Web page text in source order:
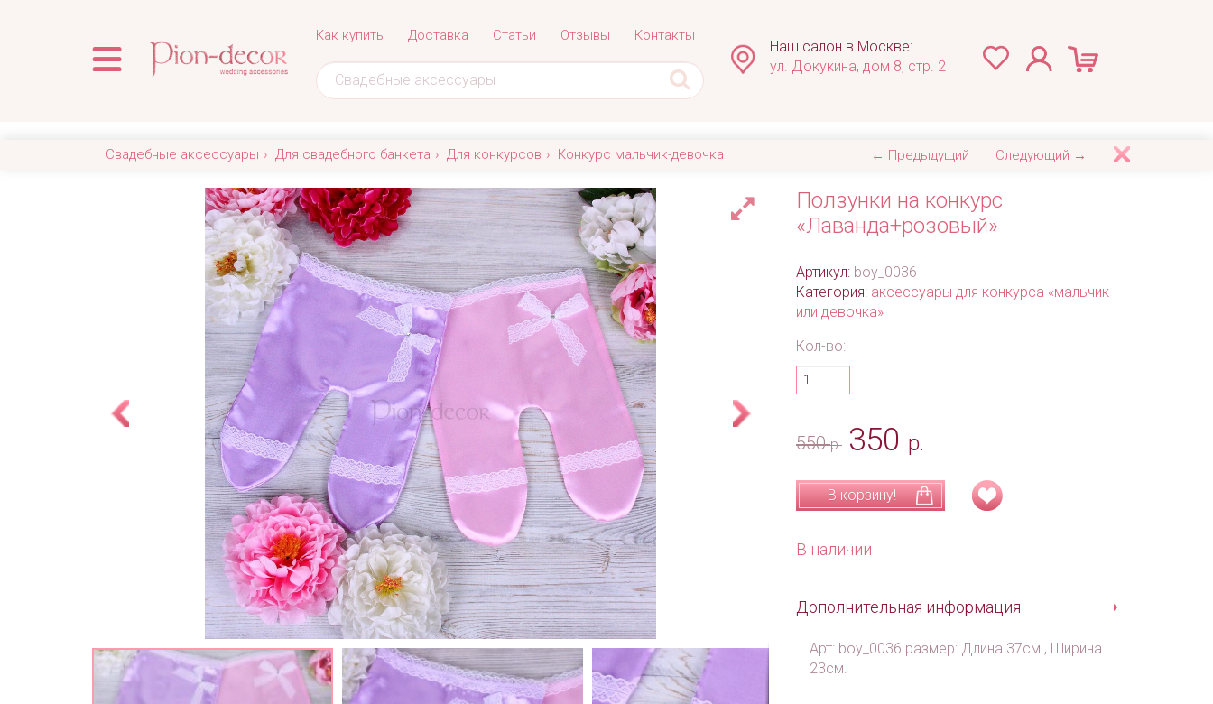
Как купить Доставка Статьи Отзывы Контакты
Наш салон в Москве:
ул. Докукина, дом 8, стр. 2
Свадебные аксессуары Для свадебного банкета Для конкурсов Конкурс мальчик-девочка ← Предыдущий Следующий →
Ползунки на конкурс
«Лаванда+розовый»
Артикул: boy_0036
Категория: аксессуары для конкурса «мальчик
или девочка»
Кол-во:
550р. 350 р.
В корзину!
В наличии
Дополнительная информация
Арт: boy_0036 размер: Длина 37см., Ширина
23см.